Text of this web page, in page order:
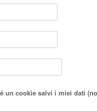
un cookie salvi i miei dati